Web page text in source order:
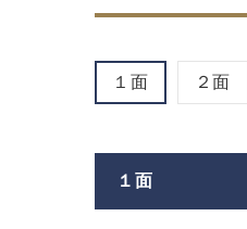
１面 ２面
１面